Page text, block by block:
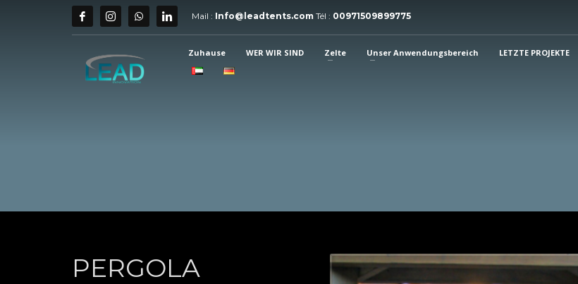
Mail : Info@leadtents.com Tél : 00971509899775
Zuhause WER WIR SIND Zelte Unser Anwendungsbereich LETZTE PROJEKTE
PERGOLA